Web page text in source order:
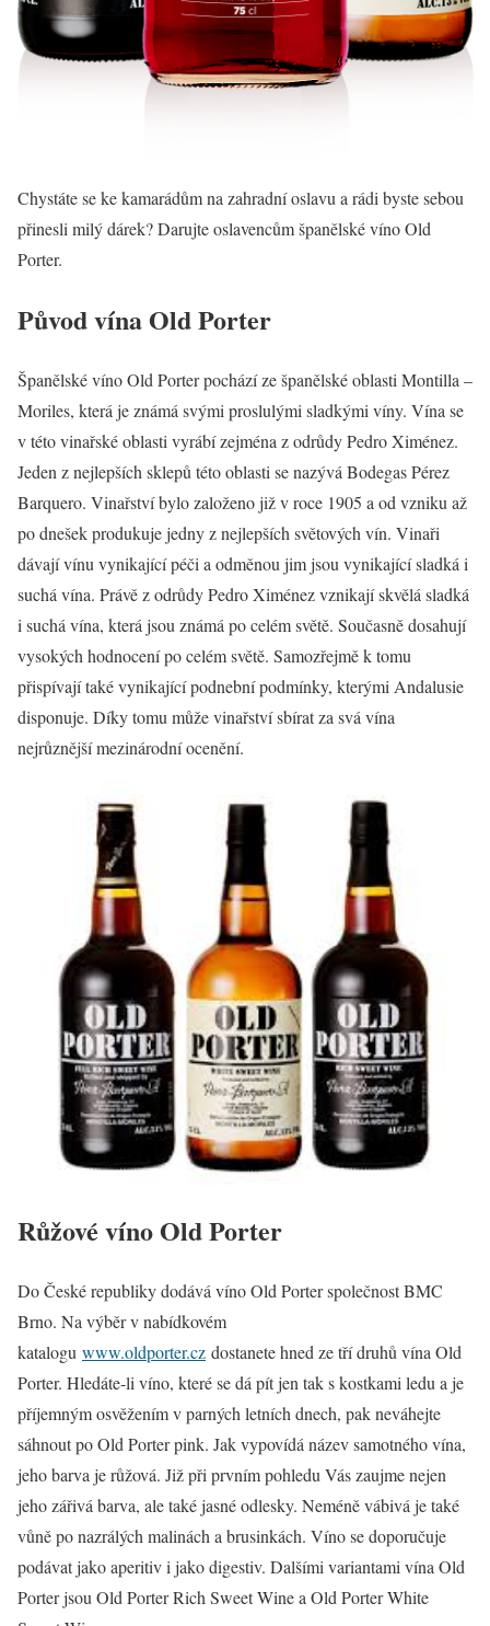
Chystáte se ke kamarádům na zahradní oslavu a rádi byste sebou
přinesli milý dárek? Darujte oslavencům španělské víno Old
Porter.
Původ vína Old Porter
Španělské víno Old Porter pochází ze španělské oblasti Montilla –
Moriles, která je známá svými proslulými sladkými víny. Vína se
v této vinařské oblasti vyrábí zejména z odrůdy Pedro Ximénez.
Jeden z nejlepších sklepů této oblasti se nazývá Bodegas Pérez
Barquero. Vinařství bylo založeno již v roce 1905 a od vzniku až
po dnešek produkuje jedny z nejlepších světových vín. Vinaři
dávají vínu vynikající péči a odměnou jim jsou vynikající sladká i
suchá vína. Právě z odrůdy Pedro Ximénez vznikají skvělá sladká
i suchá vína, která jsou známá po celém světě. Současně dosahují
vysokých hodnocení po celém světě. Samozřejmě k tomu
přispívají také vynikající podnební podmínky, kterými Andalusie
disponuje. Díky tomu může vinařství sbírat za svá vína
nejrůznější mezinárodní ocenění.
Růžové víno Old Porter
Do České republiky dodává víno Old Porter společnost BMC
Brno. Na výběr v nabídkovém
katalogu www.oldporter.cz dostanete hned ze tří druhů vína Old
Porter. Hledáte-li víno, které se dá pít jen tak s kostkami ledu a je
příjemným osvěžením v parných letních dnech, pak neváhejte
sáhnout po Old Porter pink. Jak vypovídá název samotného vína,
jeho barva je růžová. Již při prvním pohledu Vás zaujme nejen
jeho zářivá barva, ale také jasné odlesky. Neméně vábivá je také
vůně po nazrálých malinách a brusinkách. Víno se doporučuje
podávat jako aperitiv i jako digestiv. Dalšími variantami vína Old
Porter jsou Old Porter Rich Sweet Wine a Old Porter White